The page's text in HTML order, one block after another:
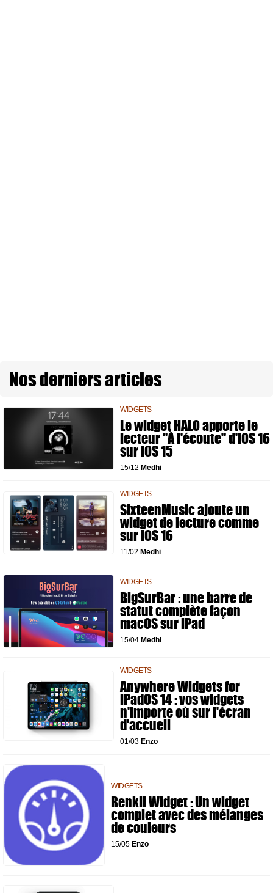
Nos derniers articles
WIDGETS
Le widget HALO apporte le
lecteur "À l'écoute" d'iOS 16
sur iOS 15
15/12 Medhi
WIDGETS
SixteenMusic ajoute un
widget de lecture comme
sur iOS 16
11/02 Medhi
WIDGETS
BigSurBar : une barre de
statut complète façon
macOS sur iPad
15/04 Medhi
WIDGETS
Anywhere Widgets for
iPadOS 14 : vos widgets
n'importe où sur l'écran
d'accueil
01/03 Enzo
WIDGETS
Renkli Widget : Un widget
complet avec des mélanges
de couleurs
15/05Enzo